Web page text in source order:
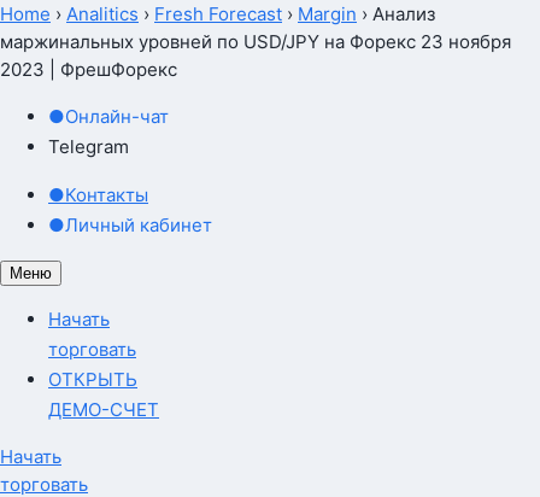
Home › Analitics › Fresh Forecast › Margin › Анализ
маржинальных уровней по USD/JPY на Форекс 23 ноября
2023 | ФрешФорекс
●Онлайн-чат
Telegram
●Контакты
●Личный кабинет
Меню
Начать
торговать
ОТКРЫТЬ
ДЕМО-СЧЕТ
Начать
торговать